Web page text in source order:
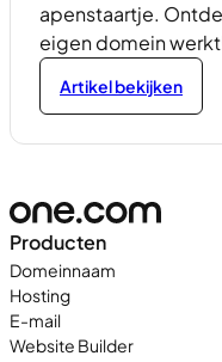
apenstaartje.
eigen domein
Artikel bekijken
Producten
Domeinnaam
Hosting
E-mail
Website Builder